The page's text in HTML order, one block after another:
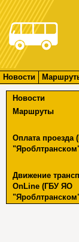
Новости
Новости
Маршруты
Оплата проезда
Движение
OnLine (ГБУ ЯО